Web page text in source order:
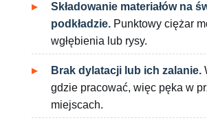
Składowanie materiałów na
podkładzie. Punktowy ciężar
wgłębienia lub rysy.
Brak dylatacji lub ich zalanie.
gdzie pracować, więc pęka w
miejscach.